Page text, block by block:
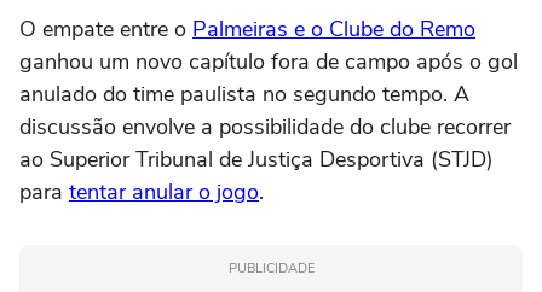
O empate entre o Palmeiras e o Clube do Remo
ganhou um novo capítulo fora de campo após o gol
anulado do time paulista no segundo tempo. A
discussão envolve a possibilidade do clube recorrer
ao Superior Tribunal de Justiça Desportiva (STJD)
para tentar anular o jogo.
PUBLICIDADE